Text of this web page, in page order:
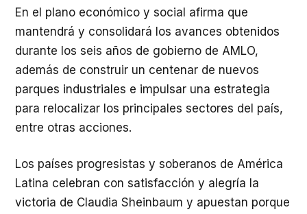
En el plano económico y social afirma que
mantendrá y consolidará los avances obtenidos
durante los seis años de gobierno de AMLO,
además de construir un centenar de nuevos
parques industriales e impulsar una estrategia
para relocalizar los principales sectores del país,
entre otras acciones.
Los países progresistas y soberanos de América
Latina celebran con satisfacción y alegría la
victoria de Claudia Sheinbaum y apuestan porque